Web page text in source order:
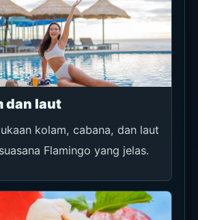
dan laut
kolam, cabana, dan laut
Flamingo yang jelas.